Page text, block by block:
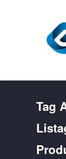
Tag